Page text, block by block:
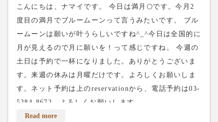
こんにちは、ナマイです。 今日は満月🌕です。今月2
度目の満月でブルームーンって言うみたいです。 ブル
ームーンは願いが叶うらしいですね^_^今日は全国的に
月が見えるので月に願いを！って感じですね。 今週の
土日は予約で一杯になりました。ありがとうございま
す。来週の休みは月曜だけです。よろしくお願いしま
す。ネット予約は上のreservationから、電話予約は03-
5284-8672、よろしくお願いします。
Read more